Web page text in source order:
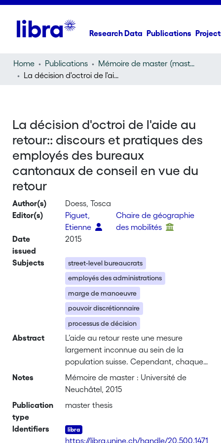
Research Data Publications
Home Publications
Mémoire de master (master thesis)
La décision d'octroi de l'aide au retour:: discours et pratiques des employés des bureaux cantonaux de conseil en vue du retour
La décision d'octroi de l'aide au
retour:: discours et pratiques des
employés des bureaux
cantonaux de conseil en vue du
retour
Author(s)
Doess, Tosca
Editor(s)
Piguet,
Etienne
Chaire de géographie
des mobilités
Date
issued
2015
Subjects
street-level bureaucrats
employés des administrations
marge de manoeuvre
pouvoir discrétionnaire
processus de décision
Abstract
L’aide au retour reste une mesure
largement inconnue au sein de la
population suisse. Cependant, chaque
jour, des hommes et des femmes sont
chargés d’octroyer une aide aux
droit de rester en Suisse ou qui
bureaucrats », nommés ainsi par Lipsky
Notes
Mémoire de master : Université de
Neuchâtel, 2015
Publication
type
master thesis
Identifiers
https://libra.unine.ch/handle/20.500.1471